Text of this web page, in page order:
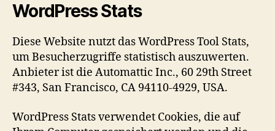
WordPress Stats
Diese Website nutzt das WordPress Tool Stats,
um Besucherzugriffe statistisch auszuwerten.
Anbieter ist die Automattic Inc., 60 29th Street
#343, San Francisco, CA 94110-4929, USA.
WordPress Stats verwendet Cookies, die auf